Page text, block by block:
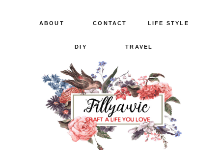
ABOUT CONTACT LIFE STYLE
DIY TRAVEL